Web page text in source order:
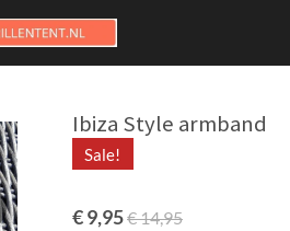
Ibiza Style armband
Sale!
€ 9,95€ 14,95